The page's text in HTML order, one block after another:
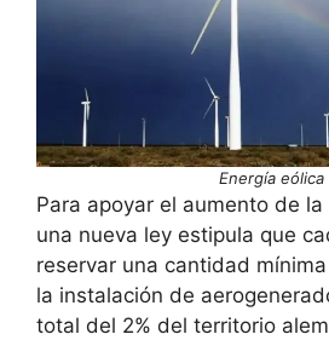
Energía eólica
Para apoyar el aumento de
una nueva ley estipula que
reservar una cantidad
la instalación de
total del 2% del territorio